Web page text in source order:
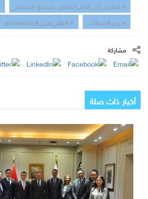
# صناديق رأس المال المخاطر ، صناديق الاستثمار
# وزير الاتصالات
# #عالم_رقمي #alamrakamy
مشاركة
أخبار ذات صلة